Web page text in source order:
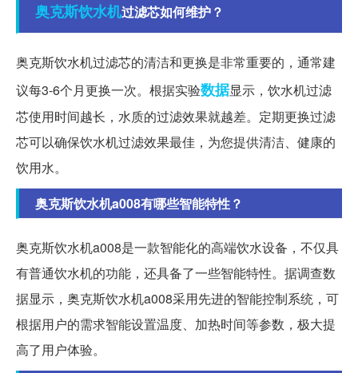
奥克斯饮水机过滤芯如何维护？
奥克斯饮水机过滤芯的清洁和更换是非常重要的，通常建
议每3-6个月更换一次。根据实验数据显示，饮水机过滤
芯使用时间越长，水质的过滤效果就越差。定期更换过滤
芯可以确保饮水机过滤效果最佳，为您提供清洁、健康的
饮用水。
奥克斯饮水机a008有哪些智能特性？
奥克斯饮水机a008是一款智能化的高端饮水设备，不仅具
有普通饮水机的功能，还具备了一些智能特性。据调查数
据显示，奥克斯饮水机a008采用先进的智能控制系统，可
根据用户的需求智能设置温度、加热时间等参数，极大提
高了用户体验。